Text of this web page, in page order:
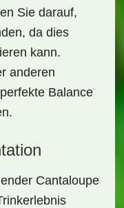
Sie darauf,
da dies
kann.
anderen
Balance
Cantaloupe